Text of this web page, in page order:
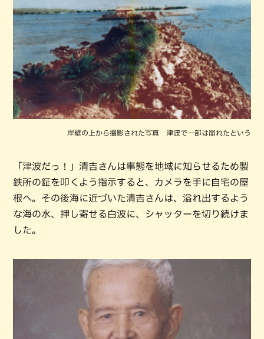
岸壁の上から撮影された写真 津波で一部は崩れたという
「津波だっ！」清吉さんは事態を地域に知らせるため製
鉄所の鉦を叩くよう指示すると、カメラを手に自宅の屋
根へ。その後海に近づいた清吉さんは、溢れ出するよう
な海の水、押し寄せる白波に、シャッターを切り続けま
した。